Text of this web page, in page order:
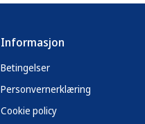
Informasjon
Betingelser
Personvernerklæring
Cookie policy